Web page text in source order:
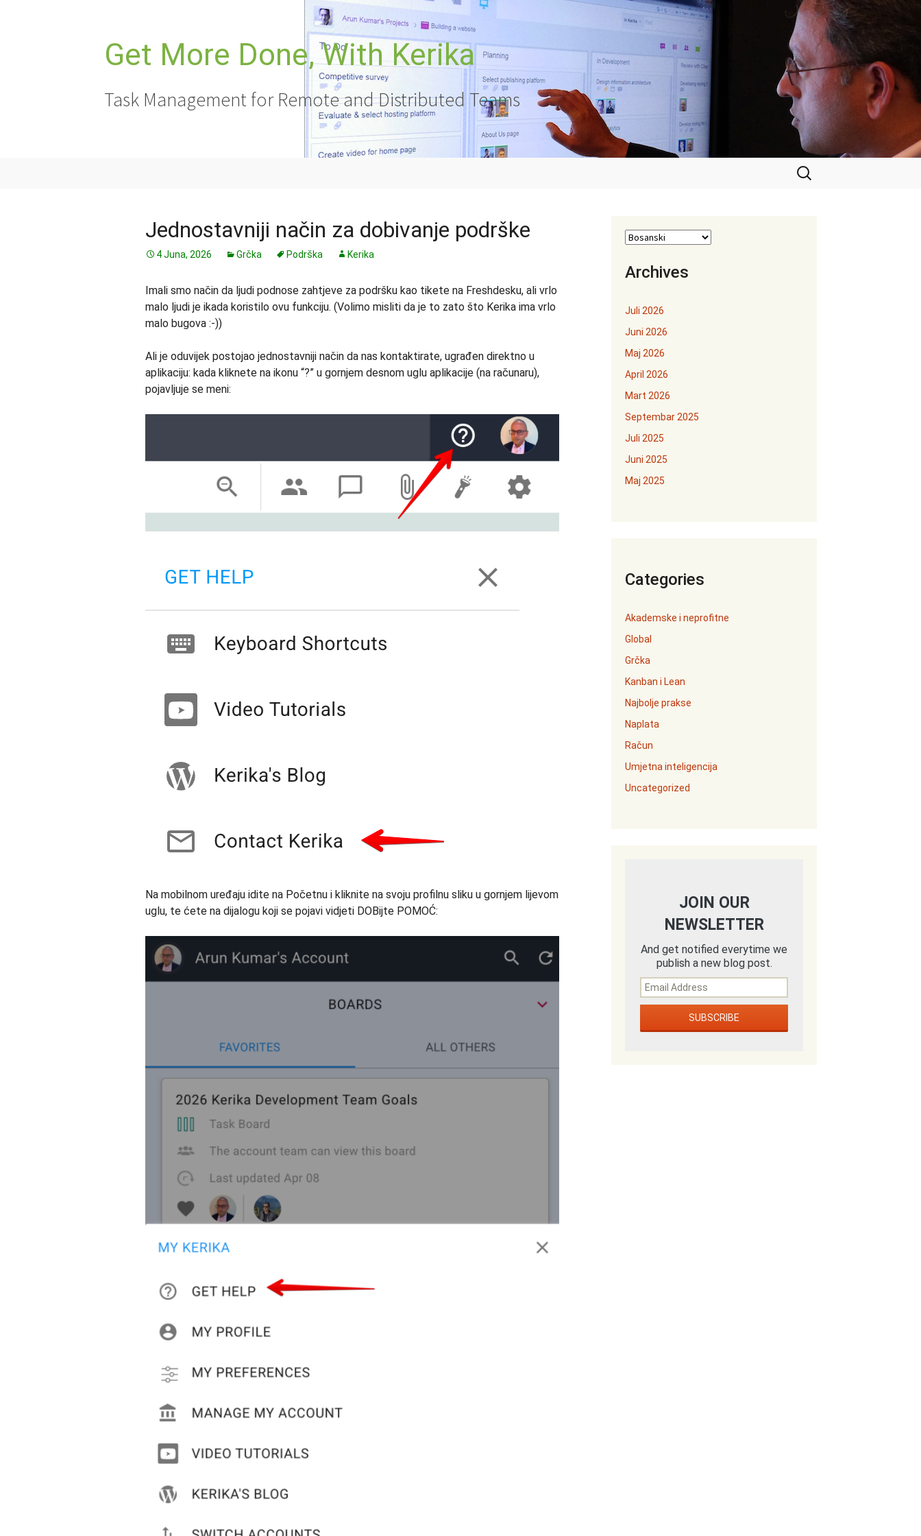
Get More Done, With Kerika
Task Management for Remote and Distributed Teams
Pretraga:
Jednostavniji način za dobivanje podrške
4 Juna, 2026 Grčka Podrška Kerika
Imali smo način da ljudi podnose zahtjeve za podršku kao tikete na Freshdesku, ali vrlo
malo ljudi je ikada koristilo ovu funkciju. (Volimo misliti da je to zato što Kerika ima vrlo
malo bugova :-))
Ali je oduvijek postojao jednostavniji način da nas kontaktirate, ugrađen direktno u
aplikaciju: kada kliknete na ikonu “?” u gornjem desnom uglu aplikacije (na računaru),
pojavljuje se meni:
Na mobilnom uređaju idite na Početnu i kliknite na svoju profilnu sliku u gornjem lijevom
uglu, te ćete na dijalogu koji se pojavi vidjeti DOBijte POMOĆ:
Archives
Juli 2026
Juni 2026
Maj 2026
April 2026
Mart 2026
Septembar 2025
Juli 2025
Juni 2025
Maj 2025
Categories
Akademske i neprofitne
Global
Grčka
Kanban i Lean
Najbolje prakse
Naplata
Račun
Umjetna inteligencija
Uncategorized
JOIN OUR
NEWSLETTER
And get notified everytime we
publish a new blog post.